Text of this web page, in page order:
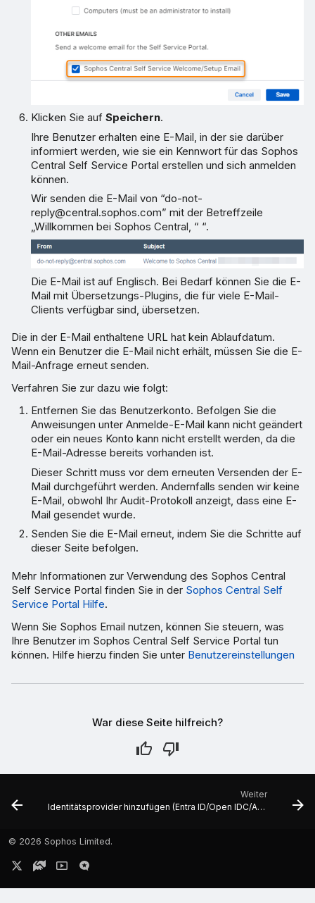
Klicken Sie aufSpeichern.
Ihre Benutzer erhalten eine E-Mail, in der sie darüber
informiert werden, wie sie ein Kennwort für das Sophos
Central Self Service Portal erstellen und sich anmelden
können.
Wir senden die E-Mail von “do-not-
reply@central.sophos.com” mit der Betreffzeile
„Willkommen bei Sophos Central, “ “.
Die E-Mail ist auf Englisch. Bei Bedarf können Sie die E-
Mail mit Übersetzungs-Plugins, die für viele E-Mail-
Clients verfügbar sind, übersetzen.
Die in der E-Mail enthaltene URL hat kein Ablaufdatum.
Wenn ein Benutzer die E-Mail nicht erhält, müssen Sie die E-
Mail-Anfrage erneut senden.
Verfahren Sie zur dazu wie folgt:
Entfernen Sie das Benutzerkonto. Befolgen Sie die
Anweisungen unter Anmelde-E-Mail kann nicht geändert
oder ein neues Konto kann nicht erstellt werden, da die
E-Mail-Adresse bereits vorhanden ist.
Dieser Schritt muss vor dem erneuten Versenden der E-
Mail durchgeführt werden. Andernfalls senden wir keine
E-Mail, obwohl Ihr Audit-Protokoll anzeigt, dass eine E-
Mail gesendet wurde.
Senden Sie die E-Mail erneut, indem Sie die Schritte auf
dieser Seite befolgen.
Mehr Informationen zur Verwendung des Sophos Central
Self Service Portal finden Sie in der Sophos Central Self
Service Portal Hilfe.
Wenn Sie Sophos Email nutzen, können Sie steuern, was
Ihre Benutzer im Sophos Central Self Service Portal tun
können. Hilfe hierzu finden Sie unter Benutzereinstellungen
War diese Seite hilfreich?
Weiter
Identitätsprovider hinzufügen (Entra ID/Open IDC/ADFS)
© 2026 Sophos Limited.